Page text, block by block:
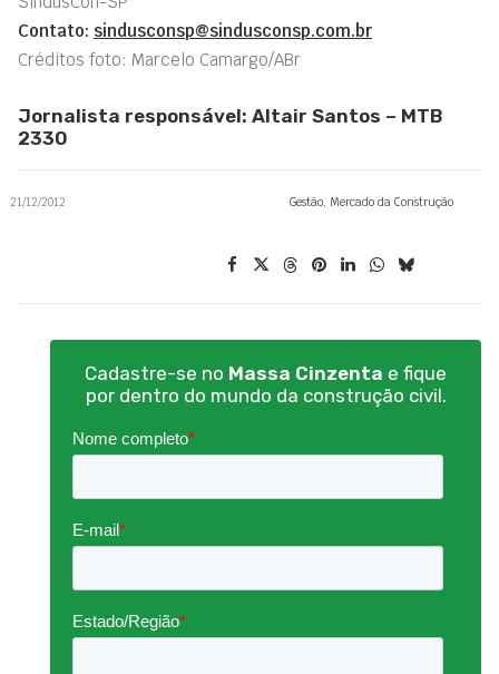
Contato: sindusconsp@sindusconsp.com.br
Créditos foto: Marcelo Camargo/ABr
Jornalista responsável: Altair Santos – MTB
2330
21/12/2012 Gestão, Mercado da Construção
Cadastre-se no Massa Cinzenta e fique
por dentro do mundo da construção civil.